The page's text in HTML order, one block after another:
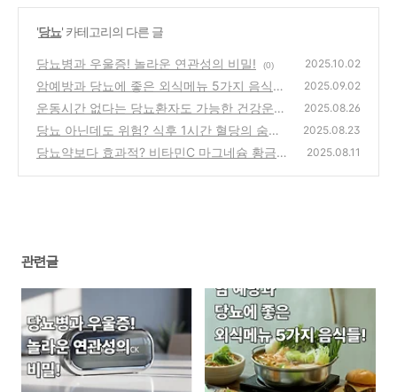
'당뇨' 카테고리의 다른 글
당뇨병과 우울증! 놀라운 연관성의 비밀! (0) 2025.10.02
암예방과 당뇨에 좋은 외식메뉴 5가지 음식들!
(0)
2025.09.02
운동시간 없다는 당뇨환자도 가능한 건강운동
실천법!
(0)
2025.08.26
당뇨 아닌데도 위험? 식후 1시간 혈당의 숨겨
진 비밀!
(0)
2025.08.23
당뇨약보다 효과적? 비타민C 마그네슘 황금조
2025.08.11
관련글